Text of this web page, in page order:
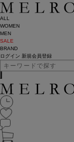
ALL
WOMEN
MEN
SALE
BRAND
ログイン 新規会員登録